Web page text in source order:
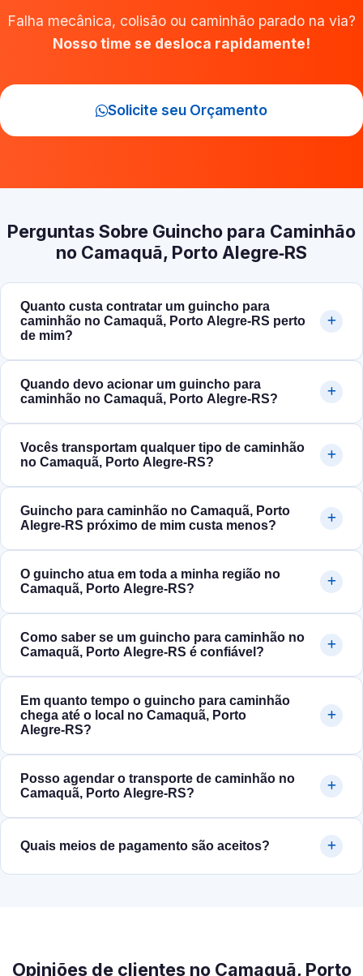
Falha mecânica, colisão ou caminhão parado na via?
Nosso time se desloca rapidamente!
Solicite seu Orçamento
Perguntas Sobre Guincho para Caminhão
no Camaquã, Porto Alegre‑RS
Quanto custa contratar um guincho para
caminhão no Camaquã, Porto Alegre‑RS perto
de mim?
Quando devo acionar um guincho para
caminhão no Camaquã, Porto Alegre‑RS?
Vocês transportam qualquer tipo de caminhão
no Camaquã, Porto Alegre‑RS?
Guincho para caminhão no Camaquã, Porto
Alegre‑RS próximo de mim custa menos?
O guincho atua em toda a minha região no
Camaquã, Porto Alegre‑RS?
Como saber se um guincho para caminhão no
Camaquã, Porto Alegre‑RS é confiável?
Em quanto tempo o guincho para caminhão
chega até o local no Camaquã, Porto
Alegre‑RS?
Posso agendar o transporte de caminhão no
Camaquã, Porto Alegre‑RS?
Quais meios de pagamento são aceitos?
Opiniões de clientes no Camaquã, Porto